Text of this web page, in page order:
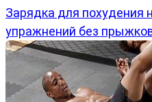
Зарядка для похудения
упражнений без